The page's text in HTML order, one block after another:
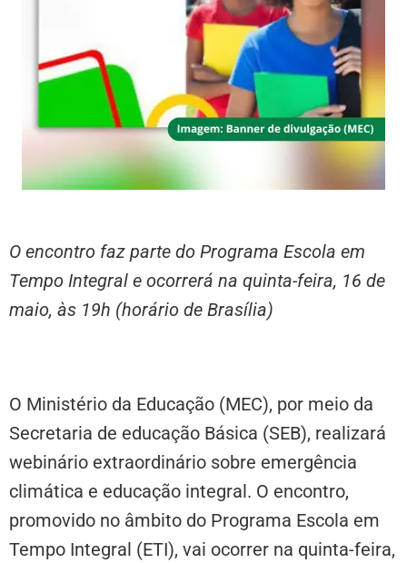
O encontro faz parte do Programa Escola em
Tempo Integral e ocorrerá na quinta-feira, 16 de
maio, às 19h (horário de Brasília)
O Ministério da Educação (MEC), por meio da
Secretaria de educação Básica (SEB), realizará
webinário extraordinário sobre emergência
climática e educação integral. O encontro,
promovido no âmbito do Programa Escola em
Tempo Integral (ETI), vai ocorrer na quinta-feira,